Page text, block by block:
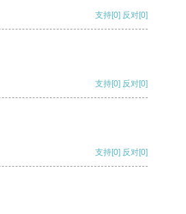
支持[0] 反对[0]
支持[0] 反对[0]
支持[0] 反对[0]